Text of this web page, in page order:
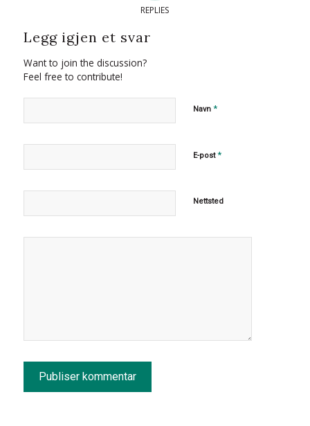
REPLIES
Legg igjen et svar
Want to join the discussion?
Feel free to contribute!
Navn *
E-post*
Nettsted